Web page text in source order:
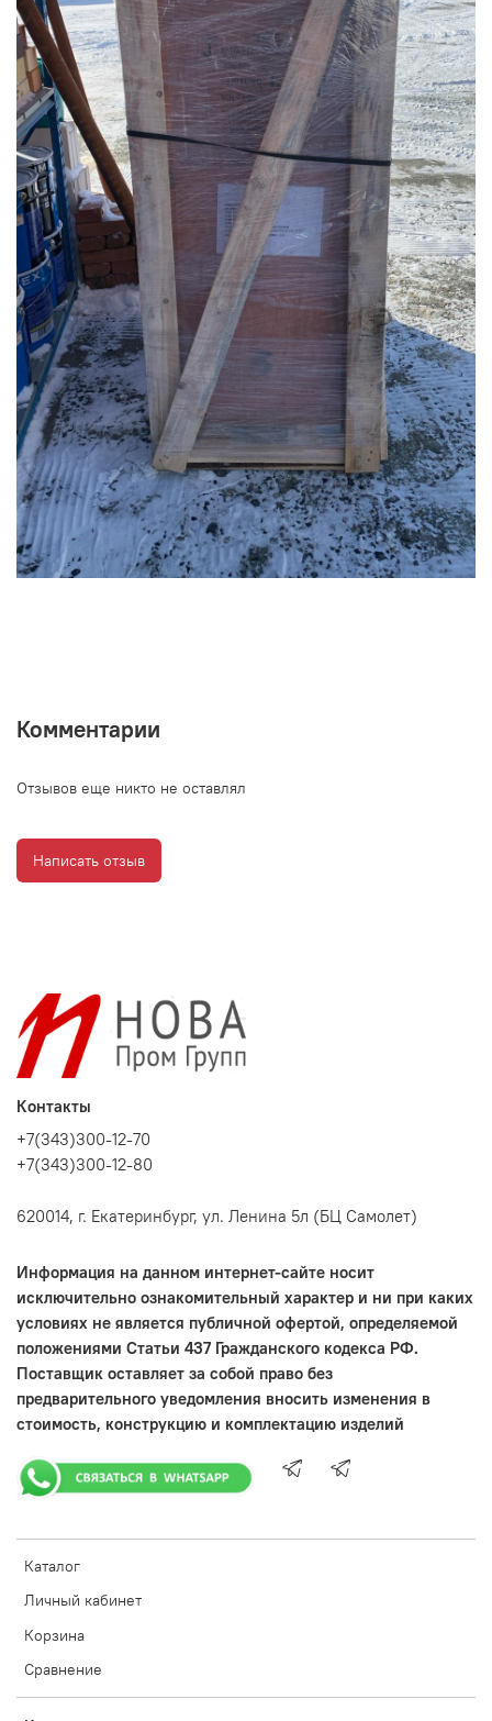
Комментарии
Отзывов еще никто не оставлял
Написать отзыв
Каталог
Личный кабинет
Корзина
Сравнение
Контакты
+7(343)300-12-70
+7(343)300-12-80
620014, г. Екатеринбург, ул. Ленина 5л (БЦ Самолет)
Информация на данном интернет-сайте носит
исключительно ознакомительный характер и ни при каких
условиях не является публичной офертой, определяемой
положениями Статьи 437 Гражданского кодекса РФ.
Поставщик оставляет за собой право без
предварительного уведомления вносить изменения в
стоимость, конструкцию и комплектацию изделий